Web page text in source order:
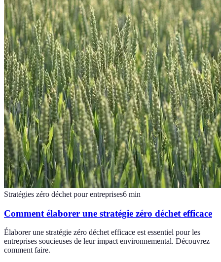
Stratégies zéro déchet pour entreprises6 min
Comment élaborer une stratégie zéro déchet efficace
Élaborer une stratégie zéro déchet efficace est essentiel pour les
entreprises soucieuses de leur impact environnemental. Découvrez
comment faire.